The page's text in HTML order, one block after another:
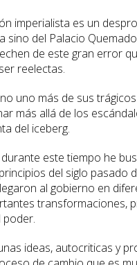
imperialista es un
del Palacio
de este gran error
reelectas.
uno más de sus
más allá de los
del iceberg.
este tiempo he
del siglo pasado
al gobierno en
transformaciones,
poder.
ideas, autocriticas y